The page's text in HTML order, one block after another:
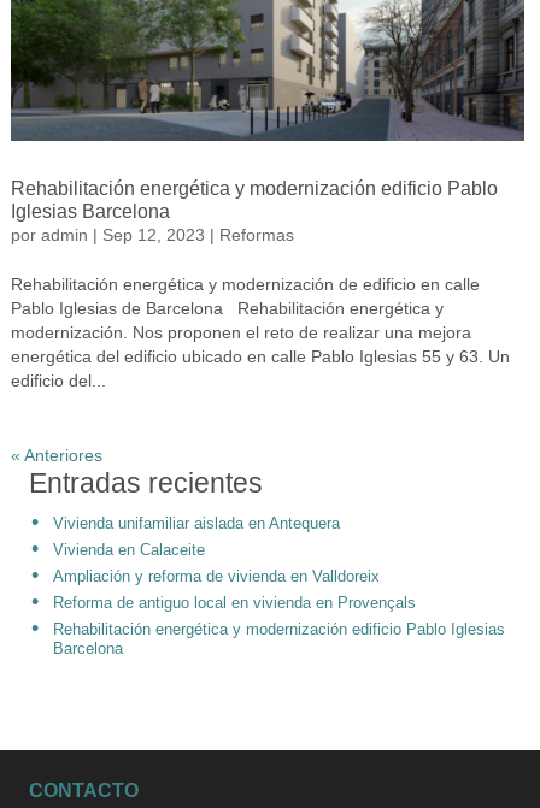
Rehabilitación energética y modernización edificio Pablo
Iglesias Barcelona
por admin | Sep 12, 2023 | Reformas
Rehabilitación energética y modernización de edificio en calle
Pablo Iglesias de Barcelona Rehabilitación energética y
modernización. Nos proponen el reto de realizar una mejora
energética del edificio ubicado en calle Pablo Iglesias 55 y 63. Un
edificio del...
« Anteriores
Entradas recientes
Vivienda unifamiliar aislada en Antequera
Vivienda en Calaceite
Ampliación y reforma de vivienda en Valldoreix
Reforma de antiguo local en vivienda en Provençals
Rehabilitación energética y modernización edificio Pablo Iglesias
Barcelona
CONTACTO